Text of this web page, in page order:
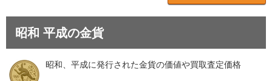
昭和 平成の金貨
昭和、平成に発行された金貨の価値や買取査定価格